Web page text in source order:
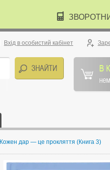
Вхід в особистий кабінет
В
Кожен дар — це прокляття (Книга 3)